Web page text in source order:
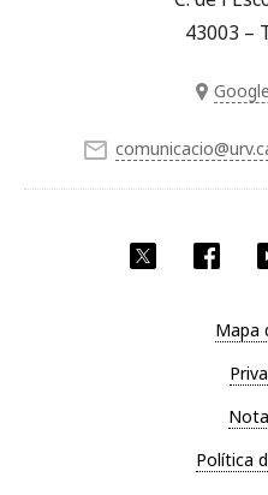
Twitter
43003 –
Mapa
Política